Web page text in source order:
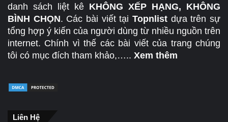
danh sách liệt kê KHÔNG XẾP HẠNG, KHÔNG
BÌNH CHỌN. Các bài viết tạiTopnlist dựa trên sự
tổng hợp ý kiến của người dùng từ nhiều nguồn trên
internet. Chính vì thế các bài viết của trang chúng
tôi có mục đích tham khảo,….. Xem thêm
Liên Hệ